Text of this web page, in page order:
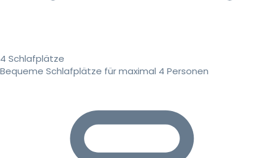
4 Schlafplätze
Bequeme Schlafplätze für maximal 4 Personen